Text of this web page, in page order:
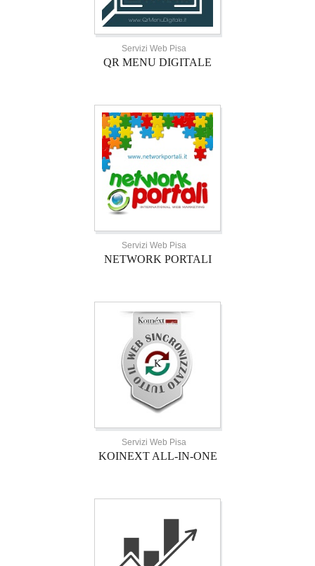
Servizi Web Pisa
QR MENU DIGITALE
Servizi Web Pisa
NETWORK PORTALI
Servizi Web Pisa
KOINEXT ALL-IN-ONE